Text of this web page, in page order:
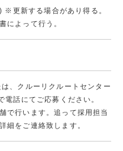
※更新する場合があり得る。
によって行う。
、クルーリクルートセンター
話にてご応募ください。
で行います。追って採用担当
細をご連絡致します。